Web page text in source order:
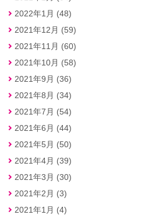
2022年1月 (48)
2021年12月 (59)
2021年11月 (60)
2021年10月 (58)
2021年9月 (36)
2021年8月 (34)
2021年7月 (54)
2021年6月 (44)
2021年5月 (50)
2021年4月 (39)
2021年3月 (30)
2021年2月 (3)
2021年1月 (4)